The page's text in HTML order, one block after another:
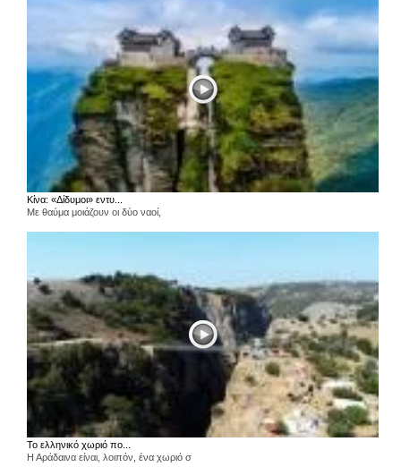
Κίνα: «Δίδυμοι» εντυ...
Με θαύμα μοιάζουν οι δύο ναοί,
Το ελληνικό χωριό πο...
Η Αράδαινα είναι, λοιπόν, ένα χωριό σ